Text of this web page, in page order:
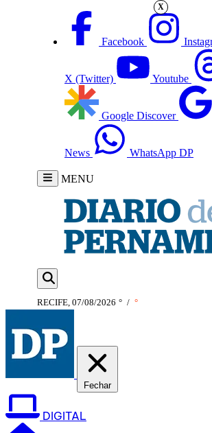
Facebook
X (Twitter) Youtube
Google Discover
News WhatsApp DP
MENU
RECIFE, 07/08/2026 ° / °
Fechar
DIGITAL
X